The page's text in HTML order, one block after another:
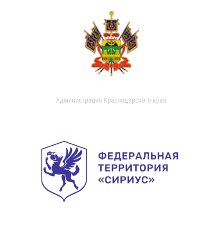
Администрация Краснодарского края